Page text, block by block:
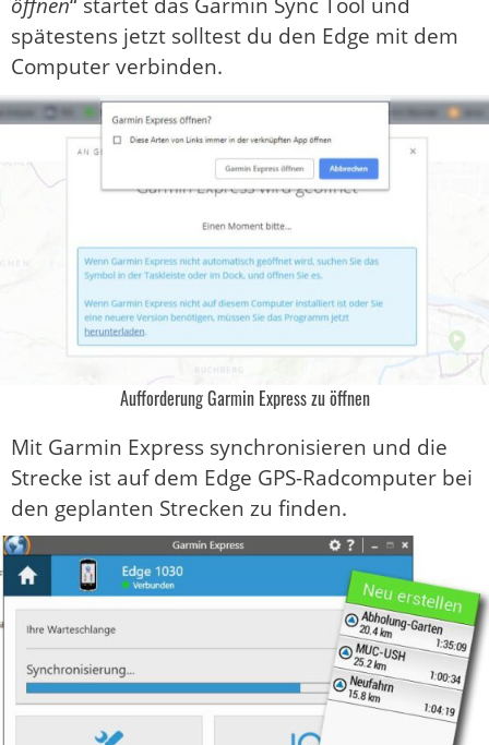
öffnen“ startet das Garmin Sync Tool und
spätestens jetzt solltest du den Edge mit dem
Computer verbinden.
Aufforderung Garmin Express zu öffnen
Mit Garmin Express synchronisieren und die
Strecke ist auf dem Edge GPS-Radcomputer bei
den geplanten Strecken zu finden.